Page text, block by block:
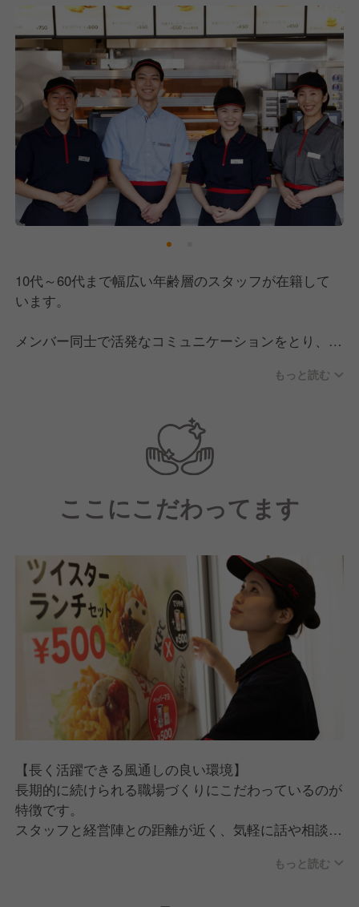
現場で働くスタッフの働きやすさを何よりも重視して
おり、それぞれのライフスタイルに寄り添った働き方
をサポートしています。
10代～60代まで幅広い年齢層のスタッフが在籍して
います。
メンバー同士で活発なコミュニケーションをとり、チ
飲食サービスのプロフェッショナルとして、品質
（Cleanliness）を高める意識を持ち、「お客様ファー
スト」の気持ちで働いています。
現場では常に問題意識を持って、先駆的な精神で日々
新しいサービスや商品の導入に取り組んでいます。
さらに、困りごとや不明点があっても、経験豊富な先
そのため、新しく入社される方も安心して仕事に取り
組める環境です。
もっと読む
ここにこだわってます
【長く活躍できる風通しの良い環境】
長期的に続けられる職場づくりにこだわっているのが
特徴です。
スタッフと経営陣との距離が近く、気軽に話や相談が
もっと読む